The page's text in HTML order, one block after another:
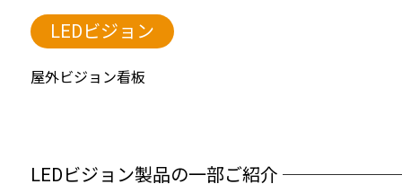
LEDビジョン
屋外ビジョン看板
LEDビジョン製品の一部ご紹介